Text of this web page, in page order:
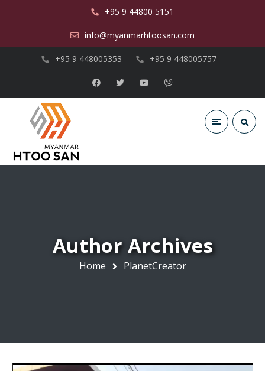
+95 9 44800 5151
info@myanmarhtoosan.com
+95 9 448005353 +95 9 448005757
Author Archives
Home PlanetCreator